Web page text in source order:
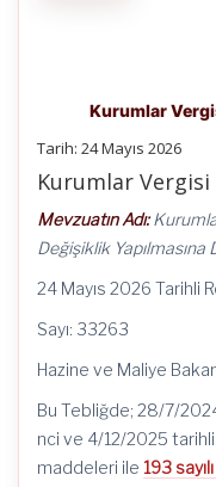
Kurumlar
Tarih: 24 Mayıs 2026
Kurumlar Vergisi
Mevzuatın Adı:
Değişiklik Yapılmasına
24 Mayıs 2026 Tarihli
Sayı: 33263
Hazine ve Maliye
Bu Tebliğde; 28/7/
nci ve 4/12/2025
maddeleri ile 193